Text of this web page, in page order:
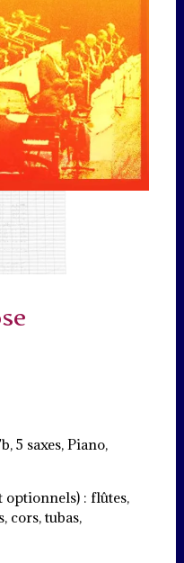
5 saxes, Piano,
: flûtes,
cors, tubas,